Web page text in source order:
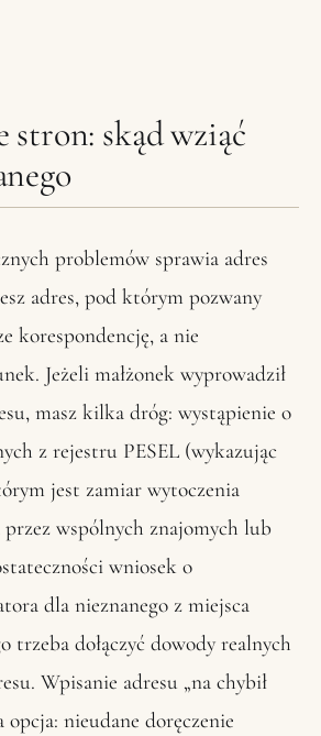
stron: skąd wziąć
problemów sprawia adres
adres, pod którym pozwany
korespondencję, a nie
Jeżeli małżonek wyprowadził
masz kilka dróg: wystąpienie o
z rejestru PESEL (wykazując
jest zamiar wytoczenia
wspólnych znajomych lub
wniosek o
dla nieznanego z miejsca
trzeba dołączyć dowody realnych
Wpisanie adresu „na chybił
opcja: nieudane doręczenie